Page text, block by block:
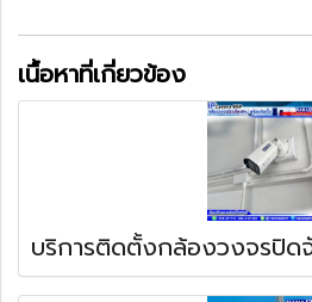
เนื้อหาที่เกี่ยวข้อง
บริการติดตั้งกล้องวงจรปิด